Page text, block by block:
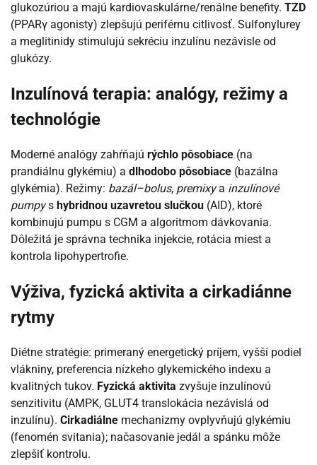
glukozúriou a majú kardiovaskulárne/renálne benefity. TZD
(PPARγ agonisty) zlepšujú periférnu citlivosť. Sulfonylurey
a meglitinidy stimulujú sekréciu inzulínu nezávisle od
glukózy.
Inzulínová terapia: analógy, režimy a
technológie
Moderné analógy zahŕňajú rýchlo pôsobiace (na
prandiálnu glykémiu) a dlhodobo pôsobiace (bazálna
glykémia). Režimy: bazál–bolus, premixya inzulínové
pumpys hybridnou uzavretou slučkou (AID), ktoré
kombinujú pumpu s CGM a algoritmom dávkovania.
Dôležitá je správna technika injekcie, rotácia miest a
kontrola lipohypertrofie.
Výživa, fyzická aktivita a cirkadiánne
rytmy
Diétne stratégie: primeraný energetický príjem, vyšší podiel
vlákniny, preferencia nízkeho glykemického indexu a
kvalitných tukov. Fyzická aktivita zvyšuje inzulínovú
senzitivitu (AMPK, GLUT4 translokácia nezávislá od
inzulínu). Cirkadiálne mechanizmy ovplyvňujú glykémiu
(fenomén svitania); načasovanie jedál a spánku môže
zlepšiť kontrolu.